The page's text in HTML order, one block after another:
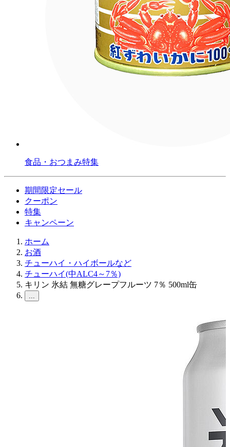
食品・おつまみ特集
期間限定セール
クーポン
特集
キャンペーン
ホーム
お酒
チューハイ・ハイボールなど
チューハイ(中ALC4～7％)
キリン 氷結 無糖グレープフルーツ 7％ 500ml缶
...